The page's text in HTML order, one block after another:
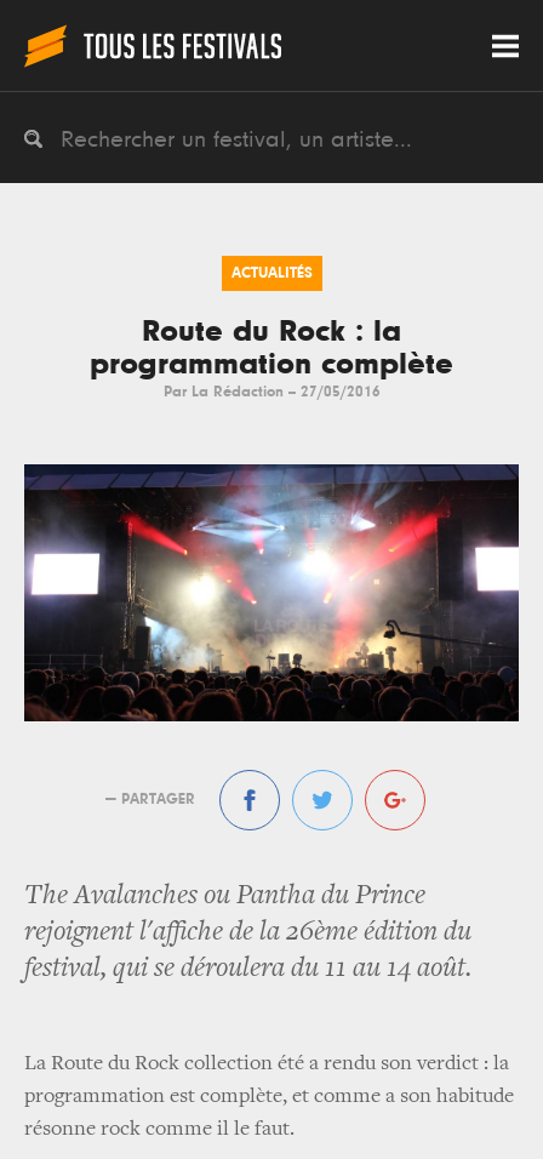
ACTUALITÉS
Route du Rock : la
programmation complète
Par La Rédaction -- 27/05/2016
— PARTAGER
The Avalanches ou Pantha du Prince
rejoignent l'affiche de la 26ème édition du
festival, qui se déroulera du 11 au 14 août.
La Route du Rock collection été a rendu son verdict : la
programmation est complète, et comme a son habitude
résonne rock comme il le faut.